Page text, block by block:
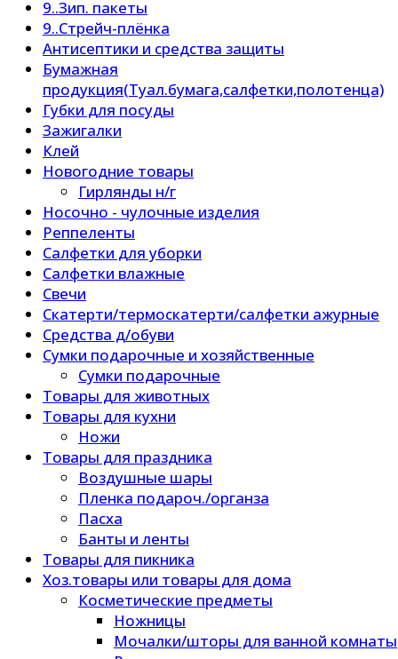
9..Зип. пакеты
9..Стрейч-плёнка
Антисептики и средства защиты
Бумажная
продукция(Туал.бумага,салфетки,полотенца)
Губки для посуды
Зажигалки
Клей
Новогодние товары
Гирлянды н/г
Носочно - чулочные изделия
Реппеленты
Салфетки для уборки
Салфетки влажные
Свечи
Скатерти/термоскатерти/салфетки ажурные
Средства д/обуви
Сумки подарочные и хозяйственные
Сумки подарочные
Товары для животных
Товары для кухни
Ножи
Товары для праздника
Воздушные шары
Пленка подароч./органза
Пасха
Банты и ленты
Товары для пикника
Хоз.товары или товары для дома
Косметические предметы
Ножницы
Мочалки/шторы для ванной комнаты